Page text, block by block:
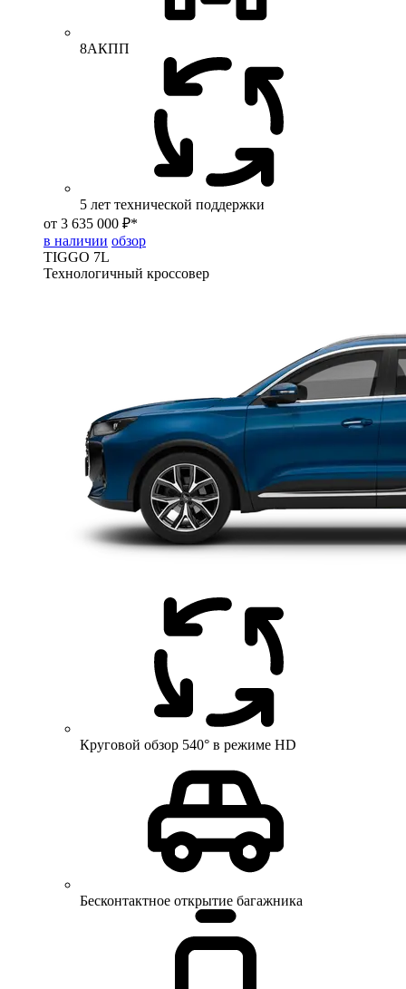
8АКПП
5 лет технической поддержки
от 3 635 000 ₽*
в наличии обзор
TIGGO 7L
Технологичный кроссовер
Круговой обзор 540° в режиме HD
Бесконтактное открытие багажника